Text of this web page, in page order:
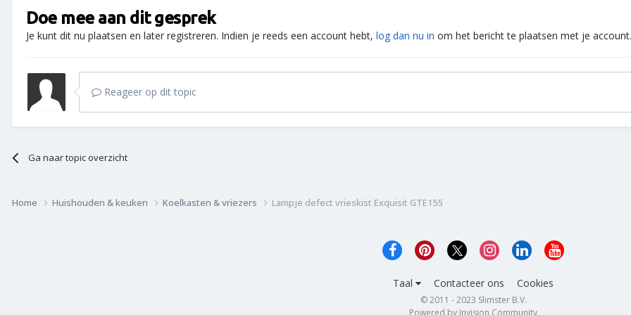
Doe mee aan dit gesprek
Je kunt dit nu plaatsen en later registreren. Indien je reeds een account hebt, log dan nu in om het bericht te plaatsen met je account.
Reageer op dit topic
Ga naar topic overzicht
Home Huishouden & keuken Koelkasten & vriezers Lampje defect vrieskist Exquisit GTE155
Taal Contacteer ons Cookies
© 2011 - 2023 Slimster B.V.
Powered by Invision Community